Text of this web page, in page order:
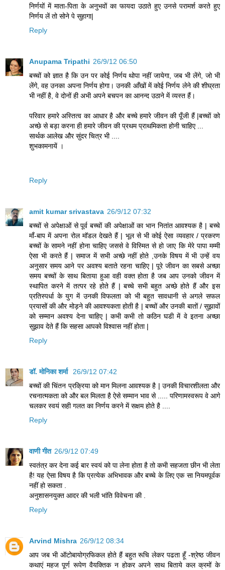
निर्णयों में माता-पिता के अनुभवों का फायदा उठाते हुए उनसे परामर्श करते हुए
निर्णय लें तो सोने पे सुहागा|
Reply
Anupama Tripathi 26/9/12 06:50
बच्चों को ज्ञात है कि उन पर कोई निर्णय थोपा नहीं जायेगा, जब भी लेंगे, जो भी
लेंगे, वह उनका अपना निर्णय होगा। उनकी आँखों में कोई निर्णय लेने की शीघ्रता
भी नहीं है, वे दोनों ही अभी अपने बचपन का आनन्द उठाने में व्यस्त हैं।
परिवार हमारे अस्तित्व का आधार है और बच्चे हमारे जीवन की पूँजी हैं |बच्चों को
अच्छे से बड़ा करना ही हमारे जीवन की प्रथम प्राथमिकता होनी चाहिए ...
सार्थक आलेख और सुंदर चित्र भी ....
शुभकामनायें ।
Reply
amit kumar srivastava 26/9/12 07:32
बच्चों से अपेक्षाओं से पूर्व बच्चों की अपेक्षाओं का भान नितांत आवश्यक है | बच्चे
माँ-बाप में अपना रोल मॉडल देखते हैं | भूल से भी कोई ऐसा व्यवहार / प्रकरण
बच्चों के सामने नहीं होना चाहिए जससे वे विस्मित से हो जाए कि मेरे पापा मम्मी
ऐसा भी करते हैं | समाज में सभी अच्छे नहीं होते ,उनके विषय में भी उन्हें वय
अनुसार समय आने पर अवश्य बताते रहना चाहिए | पूरे जीवन का सबसे अच्छा
समय बच्चों के साथ बिताया हुआ वही वक्त होता है जब आप उनको जीवन में
स्थापित करने में तत्पर रहे होते हैं | बच्चे सभी बहुत अच्छे होते हैं और इस
प्रतिस्पर्धा के युग में उनकी विफलता को भी बहुत सावधानी से अगले सफल
प्रयासों की और मोड़ने की आवश्यकता होती है | बच्चों और उनकी बातों / सुझावों
को सम्मान अवश्य देना चाहिए | कभी कभी तो कठिन घडी में वे इतना अच्छा
सुझाव देते हैं कि सहसा आपको विश्वास नहीं होता |
Reply
डॉ. मोनिका शर्मा
26/9/12 07:42
बच्चों की चिंतन प्रक्रिया को मान मिलना आवश्यक है | उनकी विचारशीलता और
रचनात्मकता को और बल मिलता है ऐसे सम्मान भाव से ..... परिणामस्वरूप वे आगे
चलकर स्वयं सही गलत का निर्णय करने में सक्षम होते है ....
Reply
वाणी गीत 26/9/12 07:49
स्वतंत्र कर देना कई बार स्वयं को पा लेना होता है तो कभी सहजता छीन भी लेता
है! यह ऐसा विषय है कि प्रत्येक अभिभावक और बच्चे के लिए एक सा नियमपूर्वक
नहीं हो सकता .
अनुशासनयुक्त आदर की भली भांति विवेचना की .
Reply
Arvind Mishra 26/9/12 08:34
आप जब भी ऑटोबायोग्रफिकल होते हैं बहुत रूचि लेकर पढता हूँ -श्रेष्ठ जीवन
कथाएं महज पूर्ण रूपेण वैयक्तिक न होकर अपने साथ बिताये कल क्रमों के